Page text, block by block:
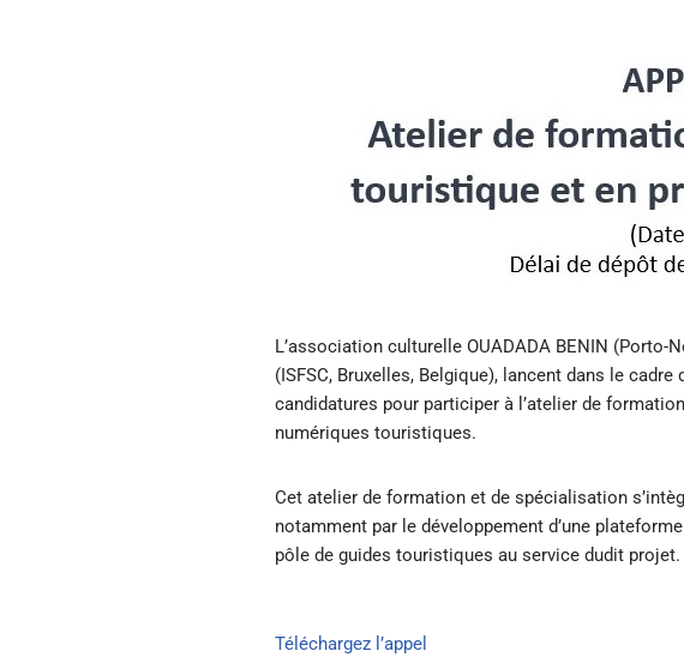
L’association culturelle OUADADA BENIN
(ISFSC, Bruxelles, Belgique), lancent dans le cadre
candidatures pour participer à l’atelier de
numériques touristiques.
Cet atelier de formation et de spécialisation
notamment par le développement d’une
pôle de guides touristiques au service dudit projet.
Téléchargez l’appel